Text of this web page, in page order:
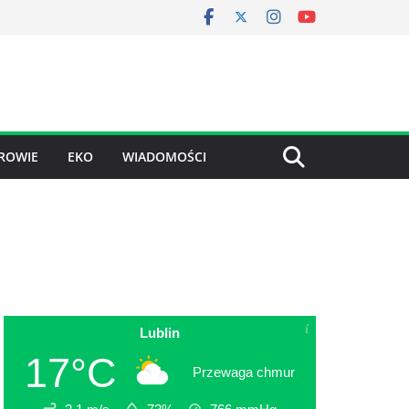
EKO WIADOMOŚCI
Lublin
17°C Przewaga chmur